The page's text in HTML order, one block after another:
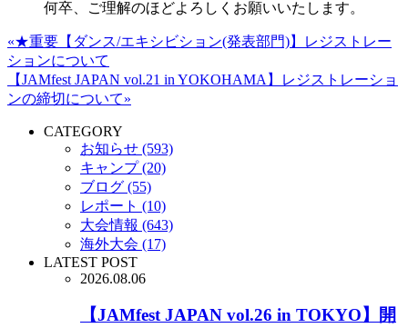
何卒、ご理解のほどよろしくお願いいたします。
«★重要【ダンス/エキシビション(発表部門)】レジストレー
ションについて
【JAMfest JAPAN vol.21 in YOKOHAMA】レジストレーショ
ンの締切について»
CATEGORY
お知らせ (593)
キャンプ (20)
ブログ (55)
レポート (10)
大会情報 (643)
海外大会 (17)
LATEST POST
2026.08.06
【JAMfest JAPAN vol.26 in TOKYO】開